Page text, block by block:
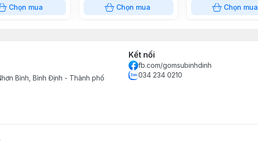
Chọn mua Chọn mua Chọn mua
Bình, Bình Định - Thành phố
Kết nối
fb.com/gomsubinhdinh
034 234 0210